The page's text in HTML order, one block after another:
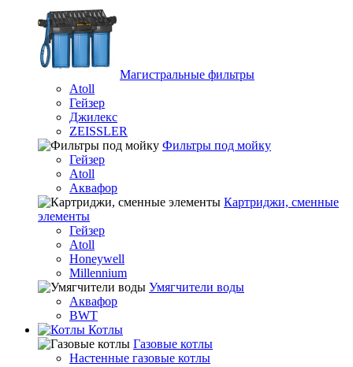
Магистральные фильтры
Atoll
Гейзер
Джилекс
ZEISSLER
Фильтры под мойку
Гейзер
Atoll
Аквафор
Картриджи, сменные
элементы
Гейзер
Atoll
Honeywell
Millennium
Умягчители воды
Аквафор
BWT
Котлы
Гaзовые котлы
Настенные газовые котлы